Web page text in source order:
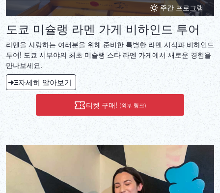
주간 프로그램
도쿄 미슐랭 라멘 가게 비하인드 투어
라멘을 사랑하는 여러분을 위해 준비한 특별한 라멘 시식과 비하인드
투어! 도쿄 시부야의 최초 미슐랭 스타 라멘 가게에서 새로운 경험을
만나보세요.
자세히 알아보기
티켓 구매! (외부 링크)